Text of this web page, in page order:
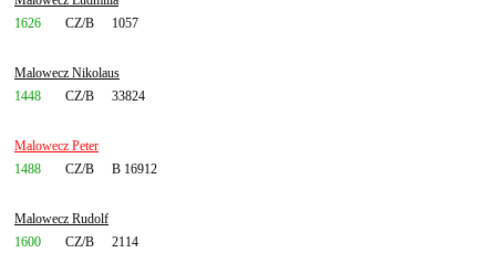
1626
CZ/B 1057
Malowecz Nikolaus
1448
CZ/B 33824
Malowecz Peter
1488
CZ/B B 16912
Malowecz Rudolf
1600
CZ/B 2114